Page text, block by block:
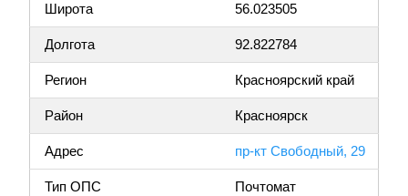
Широта 56.023505
Долгота 92.822784
Регион Красноярский край
Район Красноярск
Адрес пр-кт Свободный, 29
Тип ОПС Почтомат